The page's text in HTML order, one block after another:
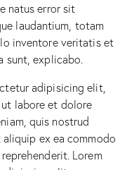
natus error sit
laudantium, totam
inventore veritatis et
sunt, explicabo.
adipisicing elit,
labore et dolore
quis nostrud
ex ea commodo
Lorem